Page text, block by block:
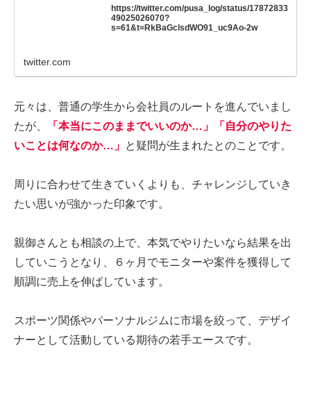
https://twitter.com/pusa_log/status/17872833
49025026070?
s=61&t=RkBaGclsdWO91_uc9Ao-2w
twitter.com
元々は、普通の学生から会社員のルートを進んでいまし
たが、
「本当にこのままでいいのか…」「自分のやりた
いことは何なのか…」 と疑問が生まれたとのことです。
周りに合わせて生きていくよりも、チャレンジしていき
たい思いが強かった印象です。
親御さんとも相談の上で、本気でやりたいなら結果を出
していこうとなり、６ヶ月でモニターや案件を獲得して
順調に売上を伸ばしています。
スポーツ関係やパーソナルジムに市場を絞って、デザイ
ナーとして活動している期待の若手エースです。